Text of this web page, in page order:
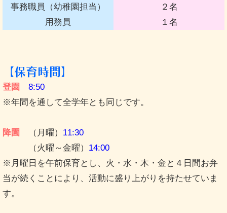
事務職員（幼稚園担当）
２名
用務員
１名
【保育時間】
登園
8:50
※年間を通して全学年とも同じです。
降園 （月曜） 11:30
（火曜～金曜） 14:00
※月曜日を午前保育とし、火・水・木・金と４日間お弁
当が続くことにより、活動に盛り上がりを持たせていま
す。